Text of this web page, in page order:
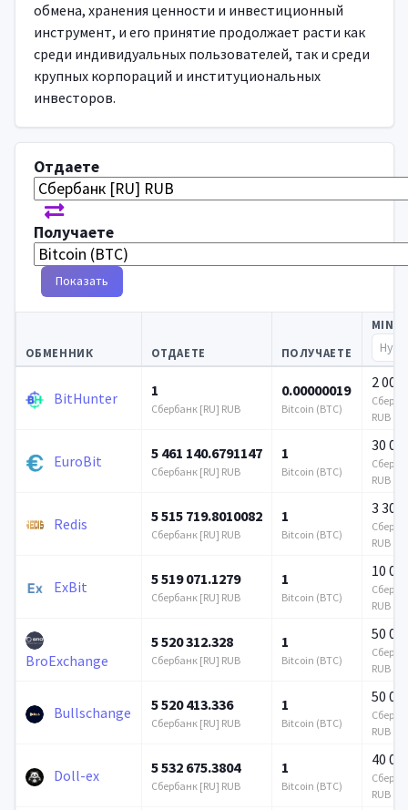
обмена, хранения ценности и инвестиционный
инструмент, и его принятие продолжает расти как
среди индивидуальных пользователей, так и среди
крупных корпораций и институциональных
инвесторов.
Отдаете
Получаете
Показать
ОБМЕННИК ОТДАЕТЕ ПОЛУЧАЕТЕ
MIN
BitHunter 1
Сбербанк [RU] RUB
0.00000019
Bitcoin (BTC)
2 000
RUB
EuroBit 5 461 140.6791147
Сбербанк [RU] RUB
1
Bitcoin (BTC)
30
RUB
Redis 5 515 719.8010082
Сбербанк [RU] RUB
1
Bitcoin (BTC)
3
RUB
ExBit 5 519 071.1279
Сбербанк [RU] RUB
1
Bitcoin (BTC)
10
RUB
BroExchange
5 520 312.328
Сбербанк [RU] RUB
1
Bitcoin (BTC)
50
RUB
Bullschange 5 520 413.336
Сбербанк [RU] RUB
1
Bitcoin (BTC)
50
RUB
Doll-ex 5 532 675.3804
Сбербанк [RU] RUB
1
Bitcoin (BTC)
40
RUB